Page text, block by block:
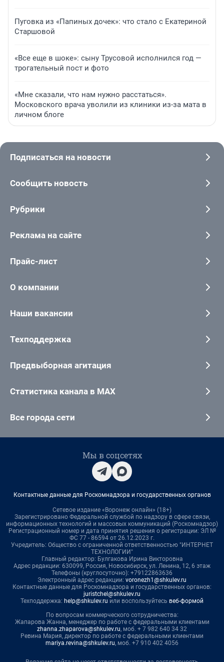
Пуговка из «Папиных дочек»: что стало с Екатериной
Старшовой
«Все еще в шоке»: сыну Трусовой исполнился год —
трогательный пост и фото
«Мне сказали, что нам нужно расстаться».
Московского врача уволили из клиники из-за мата в
личном блоге
Подписаться на новости
Сообщить новость
Рубрики
Реклама на сайте
Прайс-лист
О компании
Наши вакансии
Техподдержка
Предвыборная агитация
Статистика канала в MAX
Все города сети
Мы в соцсетях
Контактные данные для Роскомнадзора и государственных органов
Сетевое издание «Воронеж онлайн» (18+)
Зарегистрировано Федеральной службой по надзору в сфере связи,
информационных технологий и массовых коммуникаций (Роскомнадзор)
Регистрационный номер и дата принятия решения о регистрации: ЭЛ №
ФС 77 - 86594 от 26.12.2023 г.
Учредитель: Общество с ограниченной ответственностью "ИНТЕРНЕТ
ТЕХНОЛОГИИ"
Главный редактор: Булгакова Ирина Викторовна
Адрес редакции: 630099, Россия, Новосибирск, ул. Ленина, 12, 6 этаж
Телефоны (круглосуточно): +79122863636
Электронный адрес редакции: voronezh1@shkulev.ru
Контактные данные для Роскомнадзора и государственных органов:
juristchel@shkulev.ru
Техподдержка: help@shkulev.ru или воспользуйтесь веб-формой
По вопросам коммерческого сотрудничества:
Жапарова Жанна, менеджер по работе с федеральными клиентами
zhanna.zhaparova@shkulev.ru, моб. + 7 982 640 34 32
Ревина Мария, директор по работе с федеральными клиентами
mariya.revina@shkulev.ru, моб. +7 910 402 4056